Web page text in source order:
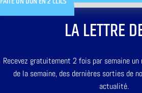
LA LETTRE
Recevez gratuitement 2 fois par semaine
de la semaine, des dernières sorties de
actualité.